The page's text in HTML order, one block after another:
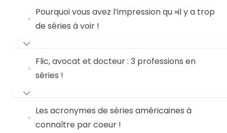
Pourquoi vous avez l’impression qu »il y a trop
de séries à voir !
Flic, avocat et docteur : 3 professions en
séries !
Les acronymes de séries américaines à
connaître par coeur !